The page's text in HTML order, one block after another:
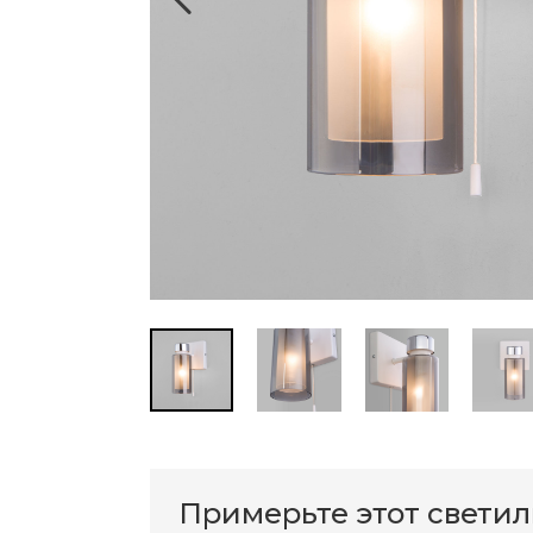
Примерьте этот